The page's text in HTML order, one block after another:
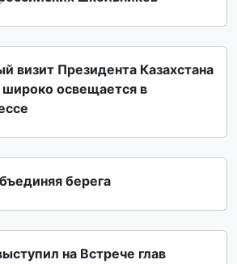
визит Президента Казахстана
освещается в
берега
на Встрече глав